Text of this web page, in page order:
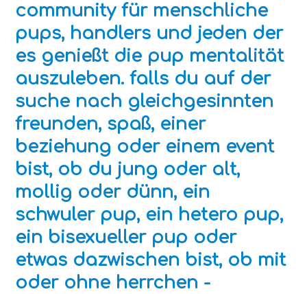
community für menschliche
pups, handlers und jeden der
es genießt die pup mentalität
auszuleben. falls du auf der
suche nach gleichgesinnten
freunden, spaß, einer
beziehung oder einem event
bist, ob du jung oder alt,
mollig oder dünn, ein
schwuler pup, ein hetero pup,
ein bisexueller pup oder
etwas dazwischen bist, ob mit
oder ohne herrchen -